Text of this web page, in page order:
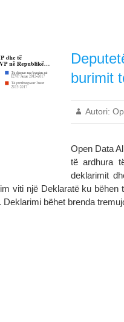
burimit
Autori:
Open Data
të ardhura
deklarimit
viti një Deklaratë ku
Deklarimi bëhet brenda